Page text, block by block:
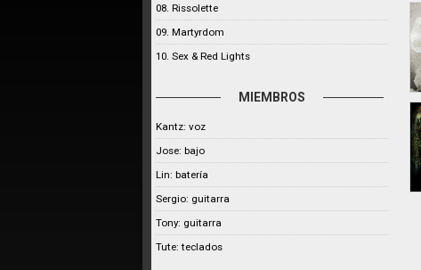
08. Rissolette
09. Martyrdom
10. Sex & Red Lights
MIEMBROS
Kantz: voz
Jose: bajo
Lin: batería
Sergio: guitarra
Tony: guitarra
Tute: teclados